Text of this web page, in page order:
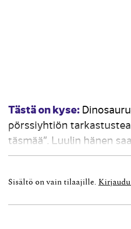
Tästä on kyse:
pörssiyhtiön
täsmää”. Luulin hänen
luvun pääkirjasta ja
Sisältö on vain tilaajille. Kirjaudu